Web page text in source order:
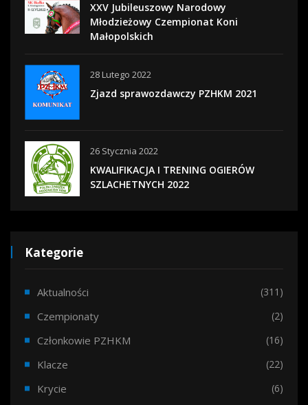
XXV Jubileuszowy Narodowy
Młodzieżowy Czempionat Koni
Małopolskich
28 Lutego 2022
Zjazd sprawozdawczy PZHKM 2021
26 Stycznia 2022
KWALIFIKACJA I TRENING OGIERÓW
SZLACHETNYCH 2022
Kategorie
Aktualności (311)
Czempionaty (2)
Członkowie PZHKM (16)
Klacze (22)
Krycie (6)